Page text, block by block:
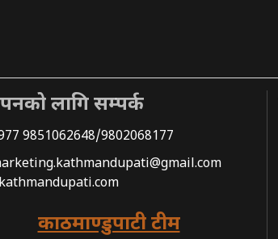
लागि सम्पर्क
9851062648/9802068177
काठमाण्डुपाटी टीम